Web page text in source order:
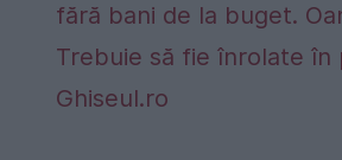
fără bani de la buget.
Trebuie să fie înrolate în
Ghiseul.ro